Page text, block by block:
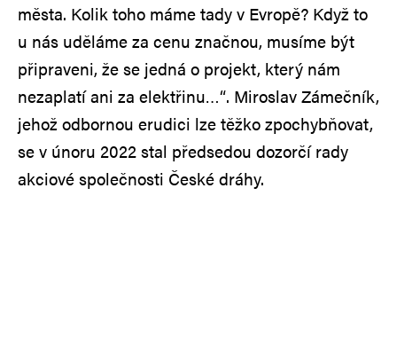
města. Kolik toho máme tady v Evropě? Když to
u nás uděláme za cenu značnou, musíme být
připraveni, že se jedná o projekt, který nám
nezaplatí ani za elektřinu…“. Miroslav Zámečník,
jehož odbornou erudici lze těžko zpochybňovat,
se v únoru 2022 stal předsedou dozorčí rady
akciové společnosti České dráhy.